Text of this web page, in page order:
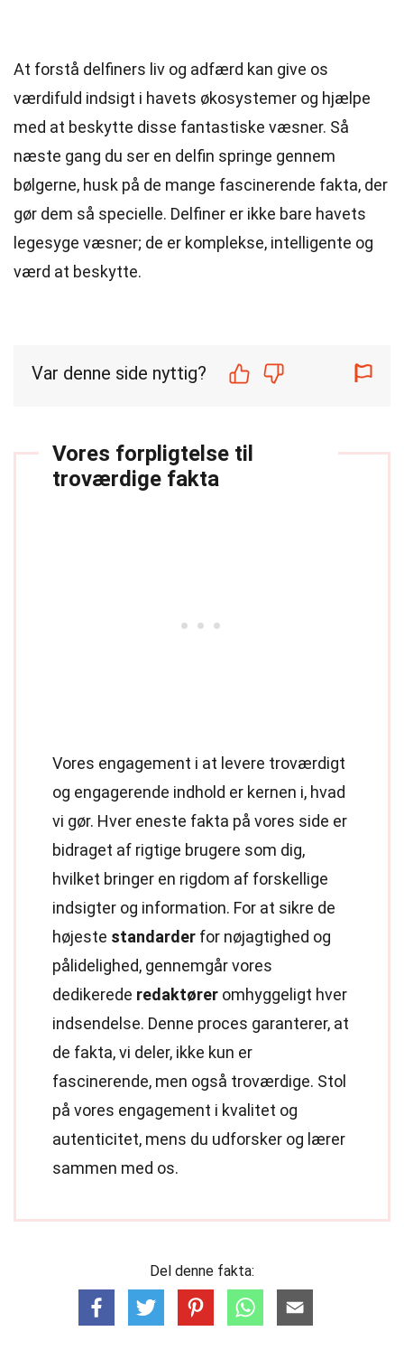
At forstå delfiners liv og adfærd kan give os
værdifuld indsigt i havets økosystemer og hjælpe
med at beskytte disse fantastiske væsner. Så
næste gang du ser en delfin springe gennem
bølgerne, husk på de mange fascinerende fakta, der
gør dem så specielle. Delfiner er ikke bare havets
legesyge væsner; de er komplekse, intelligente og
værd at beskytte.
Var denne side nyttig?
Vores forpligtelse til
troværdige fakta
Vores engagement i at levere troværdigt
og engagerende indhold er kernen i, hvad
vi gør. Hver eneste fakta på vores side er
bidraget af rigtige brugere som dig,
hvilket bringer en rigdom af forskellige
indsigter og information. For at sikre de
højeste standarder for nøjagtighed og
pålidelighed, gennemgår vores
dedikerede redaktører omhyggeligt hver
indsendelse. Denne proces garanterer, at
de fakta, vi deler, ikke kun er
fascinerende, men også troværdige. Stol
på vores engagement i kvalitet og
autenticitet, mens du udforsker og lærer
sammen med os.
Del denne fakta: